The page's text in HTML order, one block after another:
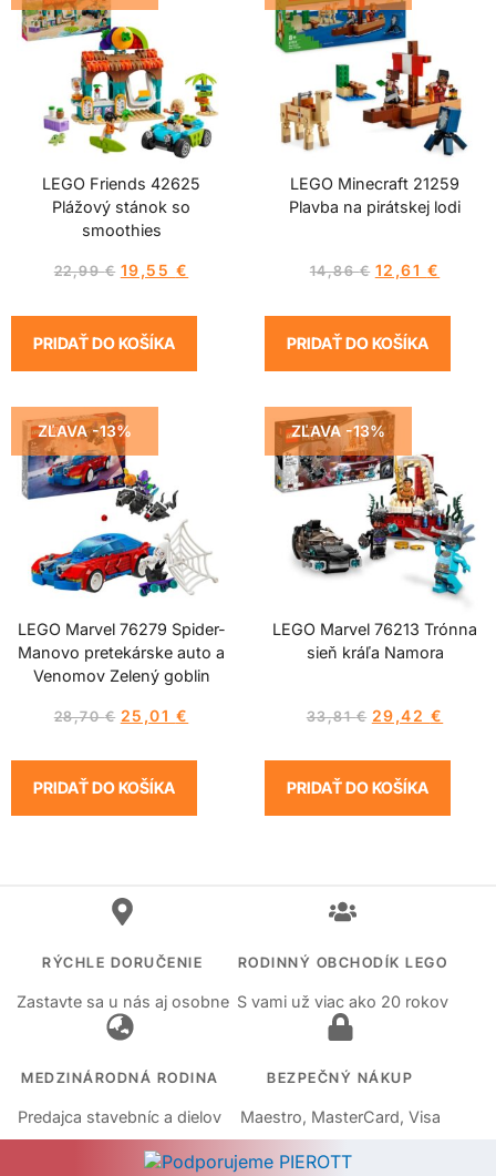
LEGO Friends 42625
Plážový stánok so
smoothies
22,99€ 19,55 €
PRIDAŤ DO KOŠÍKA
LEGO Minecraft 21259
Plavba na pirátskej lodi
14,86€ 12,61 €
PRIDAŤ DO KOŠÍKA
ZĽAVA -13%
LEGO Marvel 76279 Spider-
Manovo pretekárske auto a
Venomov Zelený goblin
28,70€ 25,01 €
PRIDAŤ DO KOŠÍKA
ZĽAVA -13%
LEGO Marvel 76213 Trónna
sieň kráľa Namora
33,81€ 29,42 €
PRIDAŤ DO KOŠÍKA
RÝCHLE DORUČENIE
Zastavte sa u nás aj osobne
RODINNÝ OBCHODÍK LEGO
S vami už viac ako 20 rokov
MEDZINÁRODNÁ RODINA
Predajca stavebníc a dielov
BEZPEČNÝ NÁKUP
Maestro, MasterCard, Visa